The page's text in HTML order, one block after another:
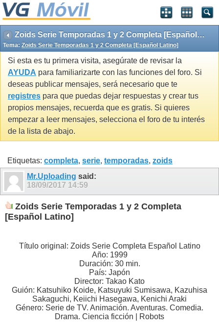
Zoids Serie Temporadas 1 y 2 Completa [Español Latino]
Tema: Zoids Serie Temporadas 1 y 2 Completa [Español Latino]
Si esta es tu primera visita, asegúrate de revisar la
AYUDA para familiarizarte con las funciones del foro. Si
deseas publicar mensajes, será necesario que te
registres para que puedas dejar respuestas y crear tus
propios mensajes, recuerda que es gratis. Si quieres
empezar a leer mensajes, selecciona el foro de tu interés
de la lista de abajo.
Etiquetas: completa, serie, temporadas, zoids
Mr.Uploading said:
18/09/2017 14:59
Zoids Serie Temporadas 1 y 2 Completa
[Español Latino]
Título original: Zoids Serie Completa Español Latino
Año: 1999
Duración: 30 min.
País: Japón
Director: Takao Kato
Guión: Katsuhiko Koide, Katsuyuki Sumisawa, Kazuhisa
Sakaguchi, Keiichi Hasegawa, Kenichi Araki
Género: Serie de TV. Animación. Aventuras. Comedia.
Drama. Ciencia ficción | Robots